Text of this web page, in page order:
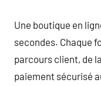
Une boutique en
secondes. Chaque
parcours client, de
paiement sécurisé